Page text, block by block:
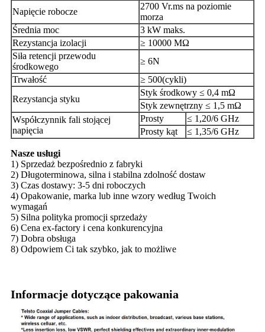
Napięcie robocze
2700 Vr.ms na poziomie
morza
Średnia moc
3 kW maks.
Rezystancja izolacji
≥ 10000 MΩ
Siła retencji przewodu
środkowego
≥ 6N
Trwałość
≥ 500(cykli)
Rezystancja styku
Styk środkowy ≤ 0,4 mΩ
Styk zewnętrzny ≤ 1,5 mΩ
Współczynnik fali stojącej
napięcia
Prosty
≤ 1,20/6 GHz
Prosty kąt
≤ 1,35/6 GHz
Nasze usługi
1) Sprzedaż bezpośrednio z fabryki
2) Długoterminowa, silna i stabilna zdolność dostaw
3) Czas dostawy: 3-5 dni roboczych
4) Opakowanie, marka lub inne wzory według Twoich
wymagań
5) Silna polityka promocji sprzedaży
6) Cena ex-factory i cena konkurencyjna
7) Dobra obsługa
8) Odpowiem Ci tak szybko, jak to możliwe
Informacje dotyczące pakowania